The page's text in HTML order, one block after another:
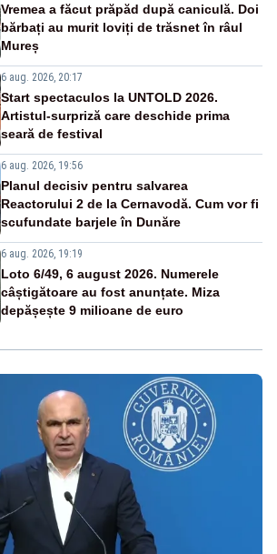
Vremea a făcut prăpăd după caniculă. Doi
bărbați au murit loviți de trăsnet în râul
Mureș
6 aug. 2026, 20:17
Start spectaculos la UNTOLD 2026.
Artistul-surpriză care deschide prima
seară de festival
6 aug. 2026, 19:56
Planul decisiv pentru salvarea
Reactorului 2 de la Cernavodă. Cum vor fi
scufundate barjele în Dunăre
6 aug. 2026, 19:19
Loto 6/49, 6 august 2026. Numerele
câștigătoare au fost anunțate. Miza
depășește 9 milioane de euro